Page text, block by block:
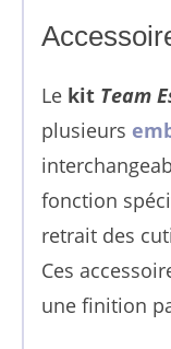
Le kit Team
plusieurs
fonction
retrait des
Ces
une finition